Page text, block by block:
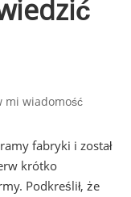
mi wiadomość
fabryki i został
krótko
Podkreślił, że